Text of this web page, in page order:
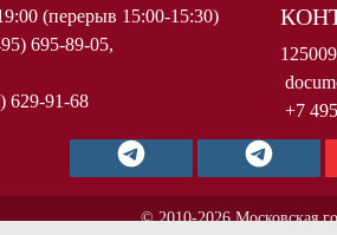
(перерыв 15:00-15:30)
695-89-05,
629-91-68
+7
© 2010-2026 Московская